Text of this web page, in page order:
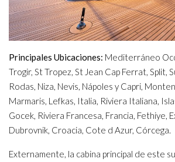
Principales Ubicaciones: Mediterráneo
Trogir, St Tropez, St Jean Cap Ferrat, Split,
Rodas, Niza, Nevis, Nápoles y Capri,
Marmaris, Lefkas, Italia, Riviera Italiana,
Gocek, Riviera Francesa, Francia, Fethiye,
Dubrovnik, Croacia, Cote d Azur, Córcega.
Externamente, la cabina principal de este